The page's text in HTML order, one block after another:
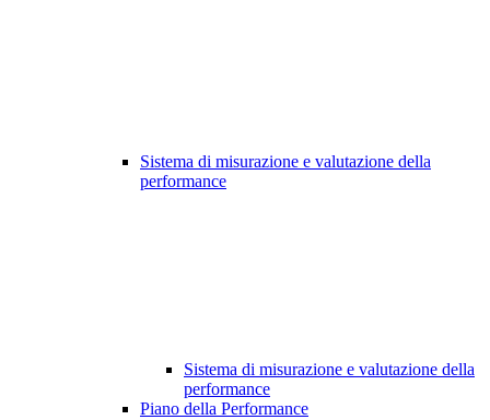
Sistema di misurazione e valutazione della
performance
Sistema di misurazione e valutazione della
performance
Piano della Performance